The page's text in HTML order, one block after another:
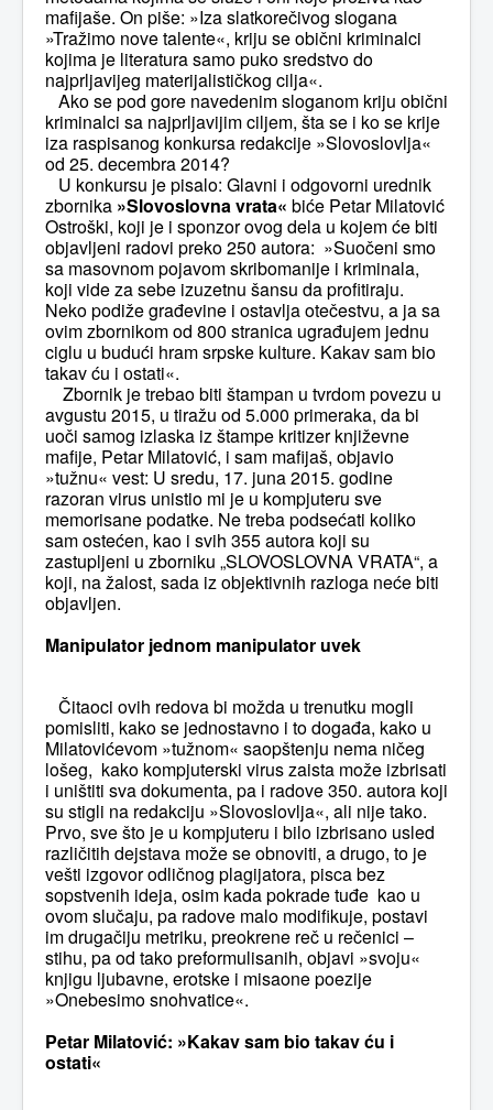
mafijaše. On piše: »Iza slatkorečivog slogana
»Tražimo nove talente«, kriju se obični kriminalci
kojima je literatura samo puko sredstvo do
najprljavijeg materijalističkog cilja«.
Ako se pod gore navedenim sloganom kriju obični
kriminalci sa najprljavijim ciljem, šta se i ko se krije
iza raspisanog konkursa redakcije »Slovoslovlja«
od 25. decembra 2014?
U konkursu je pisalo: Glavni i odgovorni urednik
zbornika »Slovoslovna vrata« biće Petar Milatović
Ostroški, koji je i sponzor ovog dela u kojem će biti
objavljeni radovi preko 250 autora: »Suočeni smo
sa masovnom pojavom skribomanije i kriminala,
koji vide za sebe izuzetnu šansu da profitiraju.
Neko podiže građevine i ostavlja otečestvu, a ja sa
ovim zbornikom od 800 stranica ugrađujem jednu
ciglu u budući hram srpske kulture. Kakav sam bio
takav ću i ostati«.
Zbornik je trebao biti štampan u tvrdom povezu u
avgustu 2015, u tiražu od 5.000 primeraka, da bi
uoči samog izlaska iz štampe kritizer književne
mafije, Petar Milatović, i sam mafijaš, objavio
»tužnu« vest: U sredu, 17. juna 2015. godine
razoran virus unistio mi je u kompjuteru sve
memorisane podatke. Ne treba podsećati koliko
sam ostećen, kao i svih 355 autora koji su
zastupljeni u zborniku „SLOVOSLOVNA VRATA“, a
koji, na žalost, sada iz objektivnih razloga neće biti
objavljen.
Manipulator jednom manipulator uvek
Čitaoci ovih redova bi možda u trenutku mogli
pomisliti, kako se jednostavno i to događa, kako u
Milatovićevom »tužnom« saopštenju nema ničeg
lošeg, kako kompjuterski virus zaista može izbrisati
i uništiti sva dokumenta, pa i radove 350. autora koji
su stigli na redakciju »Slovoslovlja«, ali nije tako.
Prvo, sve što je u kompjuteru i bilo izbrisano usled
različitih dejstava može se obnoviti, a drugo, to je
vešti izgovor odličnog plagijatora, pisca bez
sopstvenih ideja, osim kada pokrade tuđe kao u
ovom slučaju, pa radove malo modifikuje, postavi
im drugačiju metriku, preokrene reč u rečenici –
stihu, pa od tako preformulisanih, objavi »svoju«
knjigu ljubavne, erotske i misaone poezije
»Onebesimo snohvatice«.
Petar Milatović: »Kakav sam bio takav ću i
ostati«